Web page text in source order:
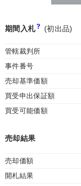
期間入札 (初出品)
管轄裁判所
事件番号
売却基準価額
買受申出保証額
買受可能価額
売却結果
売却価額
開札結果